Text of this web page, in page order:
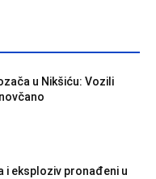
u Nikšiću: Vozili
i eksploziv pronađeni u